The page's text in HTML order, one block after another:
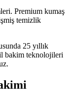
Premium kumaş
temizlik
25 yıllık
bakim teknolojileri